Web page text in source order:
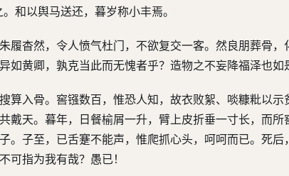
和以舆马送还，暮岁称小丰焉。
履杳然，令人愤气杜门，不欲复交一客。然良朋葬骨
如黄卿，孰克当此而无愧者乎？造物之不妄降福泽也如
算入骨。窖镪数百，惟恐人知，故衣败絮、啖糠粃以
戴天。暮年，日餐榆屑一升，臂上皮折垂一寸长，而
。子至，已舌蹇不能声，惟爬抓心头，呵呵而已。死
可指为我有哉？愚已！